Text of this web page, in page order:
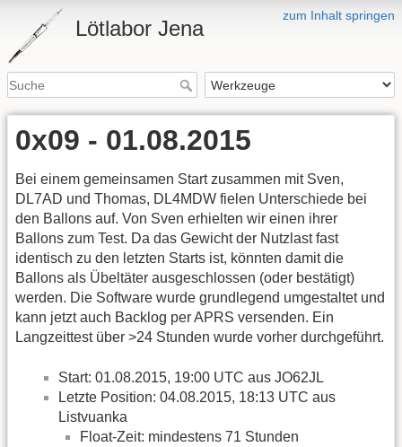
zum Inhalt springen
Lötlabor Jena
0x09 - 01.08.2015
Bei einem gemeinsamen Start zusammen mit Sven,
DL7AD und Thomas, DL4MDW fielen Unterschiede bei
den Ballons auf. Von Sven erhielten wir einen ihrer
Ballons zum Test. Da das Gewicht der Nutzlast fast
identisch zu den letzten Starts ist, könnten damit die
Ballons als Übeltäter ausgeschlossen (oder bestätigt)
werden. Die Software wurde grundlegend umgestaltet und
kann jetzt auch Backlog per APRS versenden. Ein
Langzeittest über >24 Stunden wurde vorher durchgeführt.
Start: 01.08.2015, 19:00 UTC aus JO62JL
Letzte Position: 04.08.2015, 18:13 UTC aus
Listvuanka
Float-Zeit: mindestens 71 Stunden